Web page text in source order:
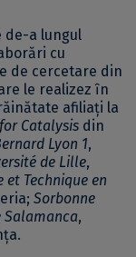
de-a lungul
cu
de cercetare din
le realizez ȋn
afiliaţi la
Catalysis din
Lyon 1,
de Lille,
et Technique en
Sorbonne
Salamanca,